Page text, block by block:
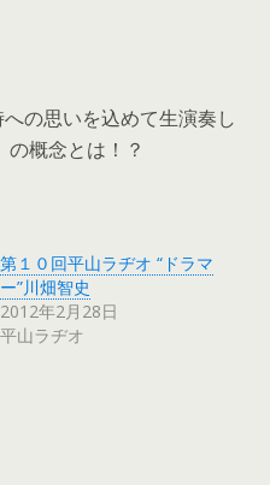
の思いを込めて生演奏し
の概念とは！？
第１０回平山ラヂオ “ドラマ
ー”川畑智史
2012年2月28日
平山ラヂオ